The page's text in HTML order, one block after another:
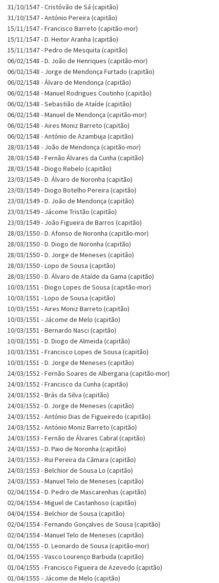
31/10/1547 - Cristóvão de Sá (capitão)
31/10/1547 - António Pereira (capitão)
15/11/1547 - Francisco Barreto (capitão-mor)
15/11/1547 - D. Heitor Aranha (capitão)
15/11/1547 - Pedro de Mesquita (capitão)
06/02/1548 - D. João de Henriques (capitão-mor)
06/02/1548 - Jorge de Mendonça Furtado (capitão)
06/02/1548 - Álvaro de Mendonça (capitão)
06/02/1548 - Manuel Rodrigues Coutinho (capitão)
06/02/1548 - Sebastião de Ataíde (capitão)
06/02/1548 - Manuel de Mendonça (capitão-mor)
06/02/1548 - Aires Moniz Barreto (capitão)
06/02/1548 - António de Azambuja (capitão)
28/03/1548 - João de Mendonça (capitão-mor)
28/03/1548 - Fernão Álvares da Cunha (capitão)
28/03/1548 - Diogo Rebelo (capitão)
23/03/1549 - D. Álvaro de Noronha (capitão)
23/03/1549 - Diogo Botelho Pereira (capitão)
23/03/1549 - D. João de Mendonça (capitão)
23/03/1549 - Jácome Tristão (capitão)
23/03/1549 - João Figueira de Barros (capitão)
28/03/1550 - D. Afonso de Noronha (capitão-mor)
28/03/1550 - D. Diogo de Noronha (capitão)
28/03/1550 - D. Jorge de Meneses (capitão)
28/03/1550 - Lopo de Sousa (capitão)
28/03/1550 - D. Álvaro de Ataíde da Gama (capitão)
10/03/1551 - Diogo Lopes de Sousa (capitão-mor)
10/03/1551 - Lopo de Sousa (capitão)
10/03/1551 - Aires Moniz Barreto (capitão)
10/03/1551 - Jácome de Melo (capitão)
10/03/1551 - Bernardo Nasci (capitão)
10/03/1551 - D. Diogo de Almeida (capitão)
10/03/1551 - Francisco Lopes de Sousa (capitão)
10/03/1551 - D. Jorge de Meneses (capitão)
24/03/1552 - Fernão Soares de Albergaria (capitão-mor)
24/03/1552 - Francisco da Cunha (capitão)
24/03/1552 - Brás da Silva (capitão)
24/03/1552 - D. Jorge de Meneses (capitão)
24/03/1552 - António Dias de Figueiredo (capitão)
24/03/1552 - António Moniz Barreto (capitão)
24/03/1553 - Fernão de Álvares Cabral (capitão)
24/03/1553 - D. Paio de Noronha (capitão)
24/03/1553 - Rui Pereira da Câmara (capitão)
24/03/1553 - Belchior de Sousa Lo (capitão)
24/03/1553 - Manuel Telo de Meneses (capitão)
02/04/1554 - D. Pedro de Mascarenhas (capitão)
02/04/1554 - Miguel de Castanhoso (capitão)
04/04/1554 - Belchior de Sousa (capitão)
02/04/1554 - Fernando Gonçalves de Sousa (capitão)
02/04/1554 - Manuel Telo de Meneses (capitão)
01/04/1555 - D. Leonardo de Sousa (capitão-mor)
01/04/1555 - Vasco Lourenço Barbuda (capitão)
01/04/1555 - Francisco Figueira de Azevedo (capitão)
01/04/1555 - Jácome de Melo (capitão)